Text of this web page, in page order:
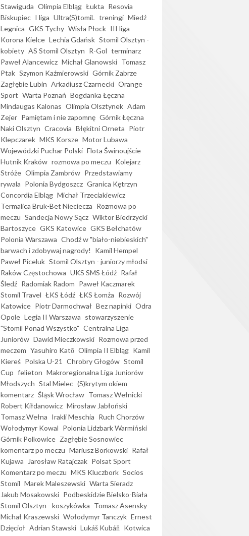
Stawiguda Olimpia Elbląg Łukta Resovia
Biskupiec I liga Ultra(S)tomiL treningi Miedź
Legnica GKS Tychy Wisła Płock III liga
Korona Kielce Lechia Gdańsk Stomil Olsztyn -
kobiety AS Stomil Olsztyn R-Gol terminarz
Paweł Alancewicz Michał Glanowski Tomasz
Ptak Szymon Kaźmierowski Górnik Zabrze
Zagłębie Lubin Arkadiusz Czarnecki Orange
Sport Warta Poznań Bogdanka Łęczna
Mindaugas Kalonas Olimpia Olsztynek Adam
Zejer Pamiętam i nie zapomnę Górnik Łęczna
Naki Olsztyn Cracovia Błękitni Orneta Piotr
Klepczarek MKS Korsze Motor Lubawa
Wojewódzki Puchar Polski Flota Świnoujście
Hutnik Kraków rozmowa po meczu Kolejarz
Stróże Olimpia Zambrów Przedstawiamy
rywala Polonia Bydgoszcz Granica Kętrzyn
Concordia Elbląg Michał Trzeciakiewicz
Termalica Bruk-Bet Nieciecza Rozmowa po
meczu Sandecja Nowy Sącz Wiktor Biedrzycki
Bartoszyce GKS Katowice GKS Bełchatów
Polonia Warszawa Chodź w "biało-niebieskich"
barwach i zdobywaj nagrody!
Kamil Hempel
Paweł Piceluk Stomil Olsztyn - juniorzy młodsi
Raków Częstochowa UKS SMS Łódź Rafał
Śledź Radomiak Radom Paweł Kaczmarek
Stomil Travel ŁKS Łódź ŁKS Łomża Rozwój
Katowice Piotr Darmochwał Bez napinki Odra
Opole Legia II Warszawa stowarzyszenie
"Stomil Ponad Wszystko" Centralna Liga
Juniorów Dawid Mieczkowski Rozmowa przed
meczem Yasuhiro Katō Olimpia II Elbląg Kamil
Kiereś Polska U-21 Chrobry Głogów Stomil
Cup felieton Makroregionalna Liga Juniorów
Młodszych Stal Mielec (S)krytym okiem
komentarz Śląsk Wrocław Tomasz Wełnicki
Robert Kiłdanowicz Mirosław Jabłoński
Tomasz Wełna Irakli Meschia Ruch Chorzów
Wołodymyr Kowal Polonia Lidzbark Warmiński
Górnik Polkowice Zagłębie Sosnowiec
komentarz po meczu Mariusz Borkowski Rafał
Kujawa
Jarosław Ratajczak Polsat Sport
Komentarz po meczu MKS Kluczbork Socios
Stomil Marek Maleszewski Warta Sieradz
Jakub Mosakowski Podbeskidzie Bielsko-Biała
Stomil Olsztyn - koszykówka Tomasz Asensky
Michał Kraszewski Wołodymyr Tanczyk Ernest
Dzięcioł Adrian Stawski Lukáš Kubáň Kotwica